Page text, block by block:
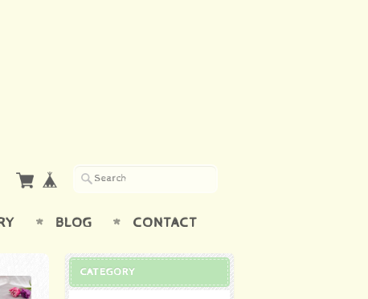
BLOG CONTACT
CATEGORY